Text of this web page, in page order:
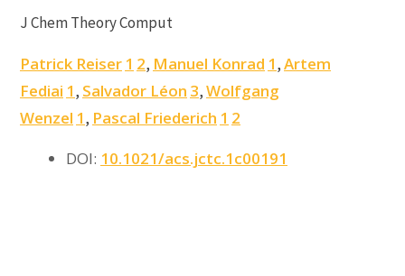
J Chem Theory Comput
Patrick Reiser 1 2, Manuel Konrad 1,Artem
Fediai 1, Salvador Léon 3,Wolfgang
Wenzel 1, Pascal Friederich 1 2
DOI: 10.1021/acs.jctc.1c00191